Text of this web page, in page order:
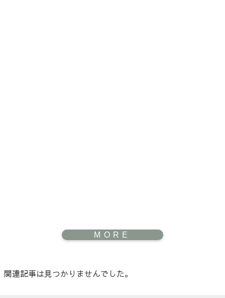
関連記事は見つかりませんでした。